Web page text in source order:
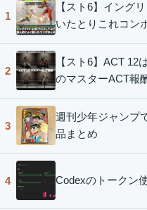
1
【スト6】イング
いたとりこれコン
2
【スト6】ACT 12
のマスターACT報
3
週刊少年ジャンプ
品まとめ
4 Codexのトークン